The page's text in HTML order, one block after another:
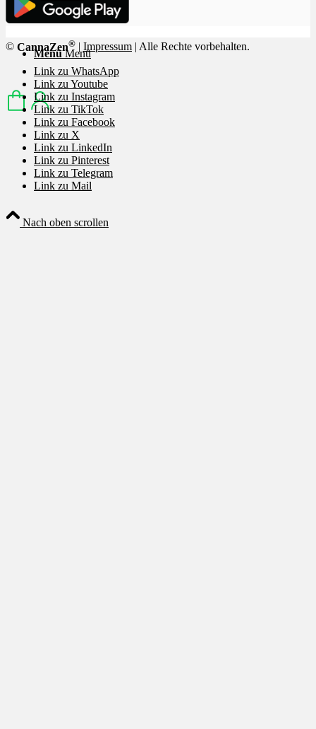
Menü Menü
© CannaZen® Impressum | Alle Rechte vorbehalten.
Link zu WhatsApp
Link zu Youtube
Link zu Instagram
Link zu TikTok
Link zu Facebook
Link zu X
Link zu LinkedIn
Link zu Pinterest
Link zu Telegram
Link zu Mail
Nach oben scrollen